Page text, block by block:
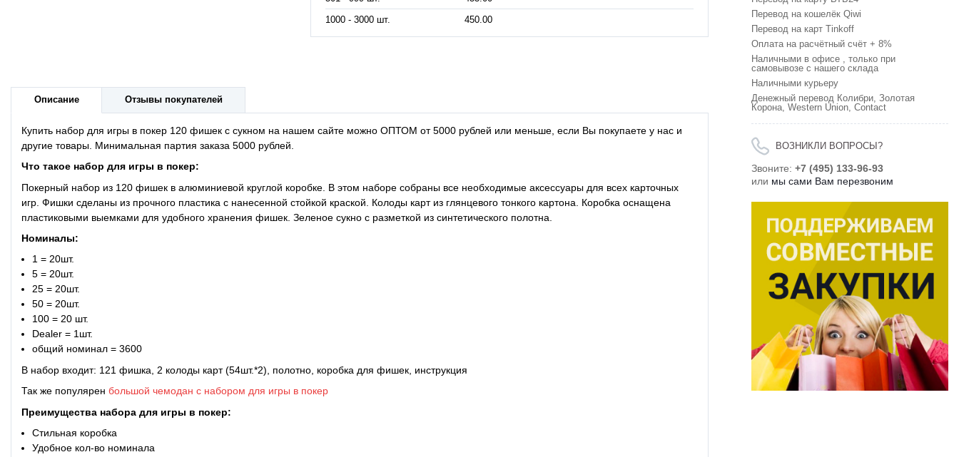
1000 - 3000 шт.
450.00
Описание Отзывы покупателей
Купить набор для игры в покер 120 фишек с сукном на нашем сайте можно ОПТОМ от 5000 рублей или меньше, если Вы покупаете у нас и
другие товары. Минимальная партия заказа 5000 рублей.
Что такое набор для игры в покер:
Покерный набор из 120 фишек в алюминиевой круглой коробке. В этом наборе собраны все необходимые аксессуары для всех карточных
игр. Фишки сделаны из прочного пластика с нанесенной стойкой краской. Колоды карт из глянцевого тонкого картона. Коробка оснащена
пластиковыми выемками для удобного хранения фишек. Зеленое сукно с разметкой из синтетического полотна.
Номиналы:
1 = 20шт.
5 = 20шт.
25 = 20шт.
50 = 20шт.
100 = 20 шт.
Dealer = 1шт.
общий номинал = 3600
В набор входит: 121 фишка, 2 колоды карт (54шт.*2), полотно, коробка для фишек, инструкция
Так же популярен большой чемодан с набором для игры в покер
Преимущества набора для игры в покер:
Стильная коробка
Удобное кол-во номинала
Перевод на кошелёк Qiwi
Перевод на карт Tinkoff
Оплата на расчётный счёт + 8%
Наличными в офисе , только при
самовывозе с нашего склада
Наличными курьеру
Денежный перевод Колибри, Золотая
Корона, Western Union, Contact
ВОЗНИКЛИ ВОПРОСЫ?
Звоните: +7 (495) 133-96-93
или мы сами Вам перезвоним